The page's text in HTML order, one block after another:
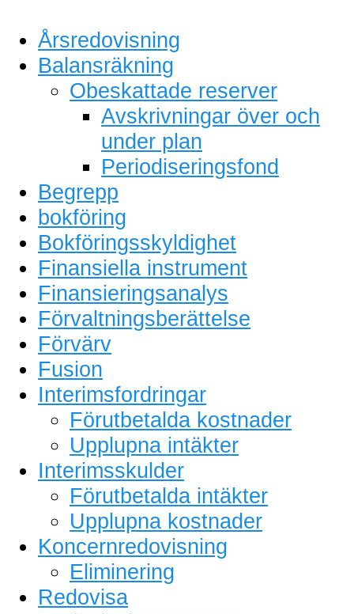
Årsredovisning
Balansräkning
Obeskattade reserver
Avskrivningar över och
under plan
Periodiseringsfond
Begrepp
bokföring
Bokföringsskyldighet
Finansiella instrument
Finansieringsanalys
Förvaltningsberättelse
Förvärv
Fusion
Interimsfordringar
Förutbetalda kostnader
Upplupna intäkter
Interimsskulder
Förutbetalda intäkter
Upplupna kostnader
Koncernredovisning
Eliminering
Redovisa